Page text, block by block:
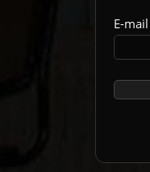
E-mail